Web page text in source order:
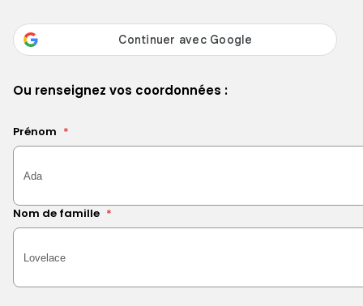
Ou renseignez vos coordonnées :
Prénom *
Nom de famille *